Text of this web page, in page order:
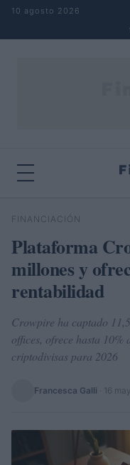
Saltar al contenido
10 agosto 2026
Buscar
FINANCIACIÓN
Plataforma
millones y
rentabilidad
Crowpire ha captado
offices, ofrece hasta
criptodivisas para 2026
Francesca Galli 16